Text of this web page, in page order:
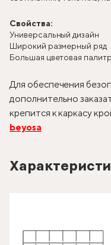
Свойства:
Универсальный дизайн
Широкий размерный ряд
Большая цветовая
Для обеспечения
дополнительно
крепится к каркасу
beyosa